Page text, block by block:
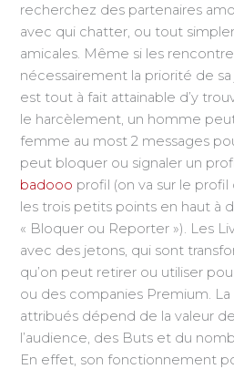
recherchez des partenaires
avec qui chatter, ou tout
amicales. Même si les
nécessairement la priorité de
est tout à fait attainable d’y
le harcèlement, un homme
femme au most 2 messages
peut bloquer ou signaler un
badooo profil (on va sur le
les trois petits points en haut à
« Bloquer ou Reporter »). Les
avec des jetons, qui sont
qu’on peut retirer ou utiliser
ou des companies Premium.
attribués dépend de la valeur
l’audience, des Buts et du
En effet, son fonctionnement